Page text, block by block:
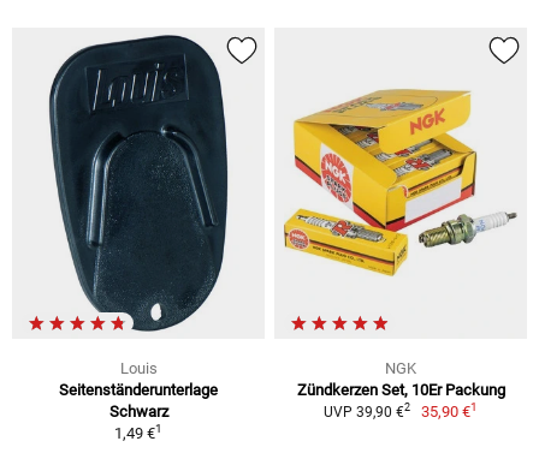
Louis
Seitenständerunterlage
Schwarz
1,49 €1
NGK
Zündkerzen Set, 10Er Packung
UVP 39,90 €2 35,90 €1